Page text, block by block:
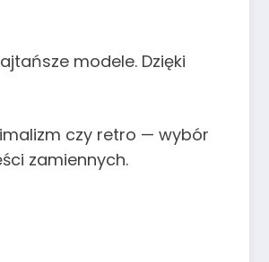
modele. Dzięki
czy retro — wybór
zamiennych.